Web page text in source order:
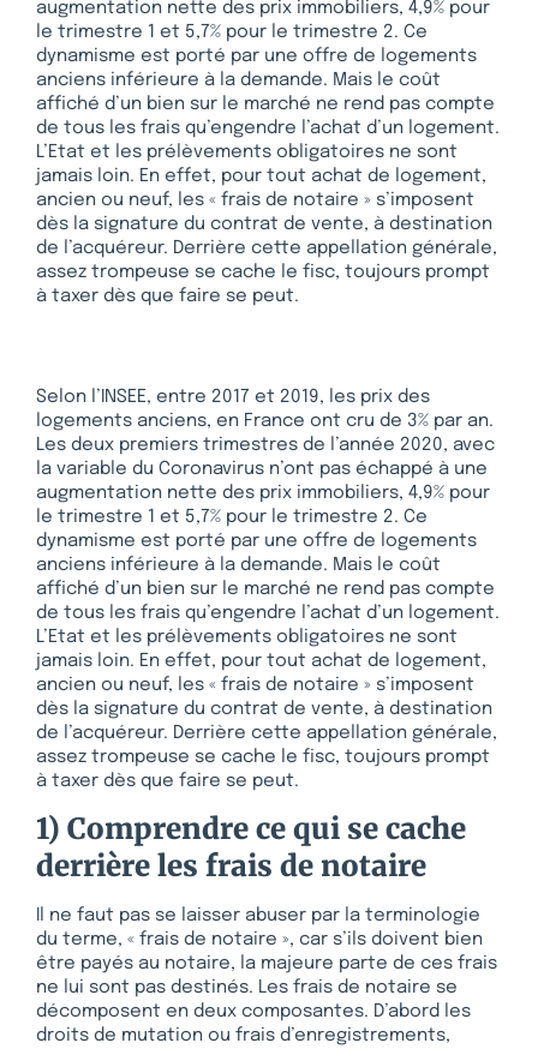
augmentation nette des prix immobiliers, 4,9% pour
le trimestre 1 et 5,7% pour le trimestre 2. Ce
dynamisme est porté par une offre de logements
anciens inférieure à la demande. Mais le coût
affiché d’un bien sur le marché ne rend pas compte
de tous les frais qu’engendre l’achat d’un logement.
L’Etat et les prélèvements obligatoires ne sont
jamais loin. En effet, pour tout achat de logement,
ancien ou neuf, les « frais de notaire » s’imposent
dès la signature du contrat de vente, à destination
de l’acquéreur. Derrière cette appellation générale,
assez trompeuse se cache le fisc, toujours prompt
à taxer dès que faire se peut.
Selon l’INSEE, entre 2017 et 2019, les prix des
logements anciens, en France ont cru de 3% par an.
Les deux premiers trimestres de l’année 2020, avec
la variable du Coronavirus n’ont pas échappé à une
augmentation nette des prix immobiliers, 4,9% pour
le trimestre 1 et 5,7% pour le trimestre 2. Ce
dynamisme est porté par une offre de logements
anciens inférieure à la demande. Mais le coût
affiché d’un bien sur le marché ne rend pas compte
de tous les frais qu’engendre l’achat d’un logement.
L’Etat et les prélèvements obligatoires ne sont
jamais loin. En effet, pour tout achat de logement,
ancien ou neuf, les « frais de notaire » s’imposent
dès la signature du contrat de vente, à destination
de l’acquéreur. Derrière cette appellation générale,
assez trompeuse se cache le fisc, toujours prompt
à taxer dès que faire se peut.
1) Comprendre ce qui se cache
derrière les frais de notaire
Il ne faut pas se laisser abuser par la terminologie
du terme, « frais de notaire », car s’ils doivent bien
être payés au notaire, la majeure parte de ces frais
ne lui sont pas destinés. Les frais de notaire se
décomposent en deux composantes. D’abord les
droits de mutation ou frais d’enregistrements,